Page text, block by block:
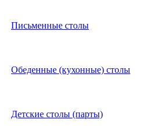
Письменные столы
Обеденные (кухонные) столы
Детские столы (парты)